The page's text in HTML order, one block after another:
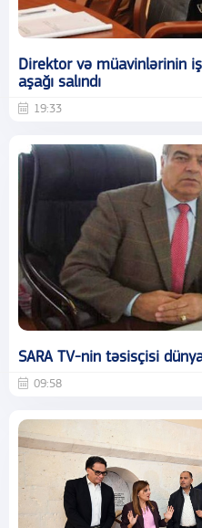
Direktor və müavinlərinin
aşağı salındı
19:33
SARA TV-nin təsisçisi
09:58